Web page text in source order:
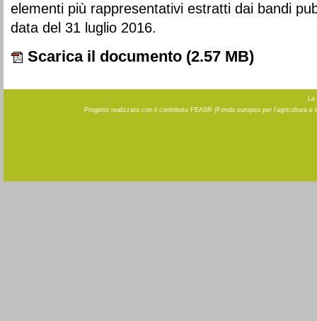
elementi più rappresentativi estratti dai bandi
data del 31 luglio 2016.
Scarica il documento (2.57 MB)
La
Progetto realizzato con il contributo FEASR (Fondo europeo per l'agricoltura